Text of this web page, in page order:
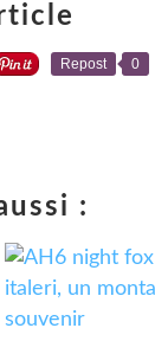
Repost 0
: